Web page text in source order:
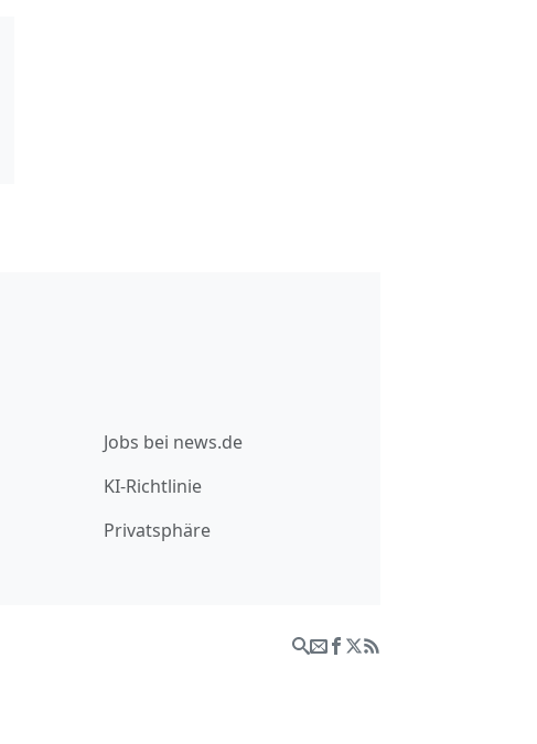
Jobs bei news.de
KI-Richtlinie
Privatsphäre